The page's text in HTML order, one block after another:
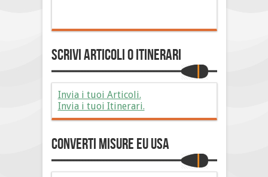
Scrivi Articoli o Itinerari
Invia i tuoi Articoli.
Invia i tuoi Itinerari.
Converti Misure EU USA